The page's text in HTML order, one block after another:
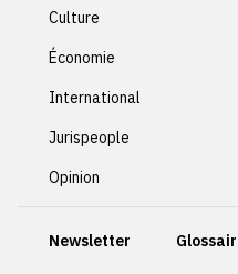
Culture
Économie
International
Jurispeople
Opinion
Newsletter